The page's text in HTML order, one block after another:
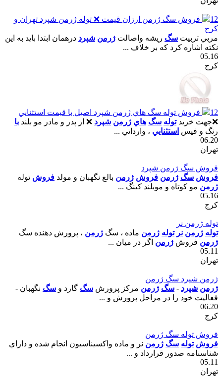
12
فروش سگ ژرمن ارزان قيمت ❌ توله ژرمن شپرد تهران و
کرج
مربي تربيت سگ ريشه واصالت ژرمن شپرد درهمان ابتدا بايد به اين
نکته اشاره کرد که بر خلاف ...
05.16
کرج
12
فروش توله سگ هاي ژرمن شپرد اصيل با قيمت استثنايي
❌جهت خريدتوله سگ هاي ژرمن شپرد ❌ از پدر و مادر مو بلند با
رنگ و فيس استثنايي ، وارداتي ...
06.20
تهران
فروش سگ ژرمن شپرد
فروش سگ ژرمن فروش ژرمن بالغ نگهبان و مولد فروش توله
ژرمن مو کوتاه و موبلند کينگ ...
05.16
کرج
توله ژرمن نر
توله ژرمن نر توله ژرمن ماده ، سگ ژرمن ، پرورش دهنده سگ
ژرمن فروش ژرمن اگر در ميان ...
05.11
تهران
ژرمن شپرد سگ ژرمن
ژرمن شپرد - سگ ژرمن مرکز پرورش سگ گارد و سگ نگهبان -
فعاليت خود را در مراحل پرورش و ...
06.20
کرج
فروش توله سگ ژرمن
فروش توله سگ ژرمن نر و ماده واکسيناسيون انجام شده و داراي
شناسنامه صدور قرارداد و ...
05.11
تهران